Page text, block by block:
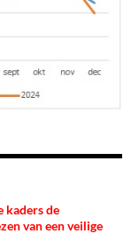
kaders de
van een veilige